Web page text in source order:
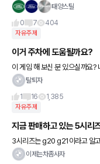
태양스틸
0
7 404
자유주제
이거 주차에 도움될까요?
이 게임 해 보신 분 있으실까요? 나름 수송중대 출신인데... 주차는 여
전히 어렵네요 ^^
탈퇴자
1
16 1,385
자유주제
지금 판매하고 있는 5시리
3시리즈는 g20 g21이라고 알
요..혹시 아시는 분 답변 좀 부탁
이제는차좀사자